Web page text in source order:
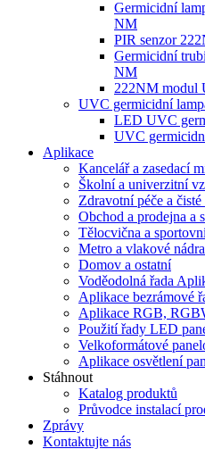
Germicidní
NM
PIR senzor
Germicidní
NM
222NM modul
UVC germicidní
LED UVC
UVC
Aplikace
Kancelář a zasedací
Školní a univerzitní
Zdravotní péče a
Obchod a prodejna a
Tělocvična a
Metro a vlakové
Domov a ostatní
Voděodolná řada
Aplikace bezrámové
Aplikace RGB,
Použití řady LED
Velkoformátové
Aplikace osvětlení
Stáhnout
Katalog produktů
Průvodce instalací
Zprávy
Kontaktujte nás